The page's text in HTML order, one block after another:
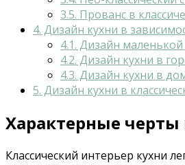
3.5. Прованс в
4. Дизайн кухни в
4.1. Дизайн маленькой
4.2. Дизайн кухни в
4.3. Дизайн кухни в
5. Дизайн кухни в
Характерные черты
Классический интерьер кухни